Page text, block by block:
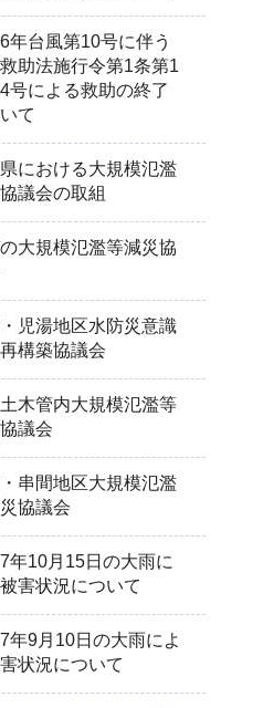
年台風第10号に伴う
助法施行令第1条第1
号による救助の終了
て
における大規模氾濫
議会の取組
大規模氾濫等減災協
児湯地区水防災意識
構築協議会
木管内大規模氾濫等
議会
串間地区大規模氾濫
協議会
年10月15日の大雨に
害状況について
年9月10日の大雨によ
状況について